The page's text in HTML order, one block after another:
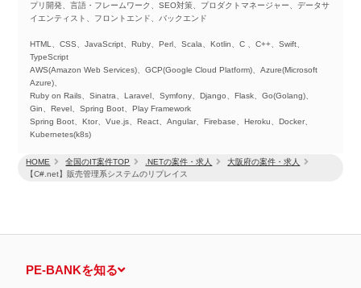
HOME 全国のIT案件TOP .NETの案件・求人
大阪府の案件・求人
【C#.net】販売管理系システムのリプレイス
プリ開発、言語・フレームワーク、SEO対策、プロダクトマネージャー、データサ
イエンティスト、フロントエンド、バックエンド
HTML、CSS、JavaScript、Ruby、Perl、Scala、Kotlin、C 、C++、Swift、
TypeScript
AWS(Amazon Web Services)、GCP(Google Cloud Platform)、Azure(Microsoft
Azure)、
Ruby on Rails、Sinatra、Laravel、Symfony、Django、Flask、Go(Golang)、
Gin、Revel、Spring Boot、Play Framework
Spring Boot、Ktor、Vue.js、React、Angular、Firebase、Heroku、Docker、
Kubernetes(k8s)
PE-BANKを知る